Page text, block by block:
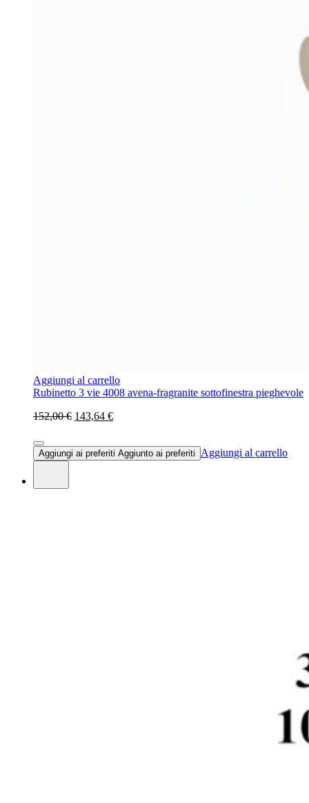
Aggiungi al carrello
Rubinetto 3 vie 4008 avena-fragranite sottofinestra pieghevole
152,00 € 143,64 €
Aggiungi ai preferiti Aggiunto ai preferiti Aggiungi al carrello